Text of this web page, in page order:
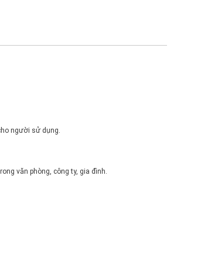
người sử dụng.
văn phòng, công ty, gia đình.